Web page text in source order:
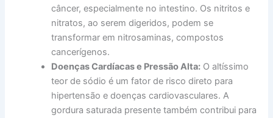
câncer, especialmente no intestino. Os nitritos e
nitratos, ao serem digeridos, podem se
transformar em nitrosaminas, compostos
cancerígenos.
Doenças Cardíacas e Pressão Alta: O altíssimo
teor de sódio é um fator de risco direto para
hipertensão e doenças cardiovasculares. A
gordura saturada presente também contribui para